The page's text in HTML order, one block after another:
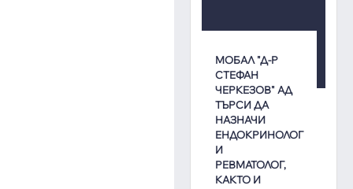
МОБАЛ "Д-Р
СТЕФАН
ЧЕРКЕЗОВ" АД
ТЪРСИ ДА
НАЗНАЧИ
ЕНДОКРИНОЛОГ
И
РЕВМАТОЛОГ,
КАКТО И